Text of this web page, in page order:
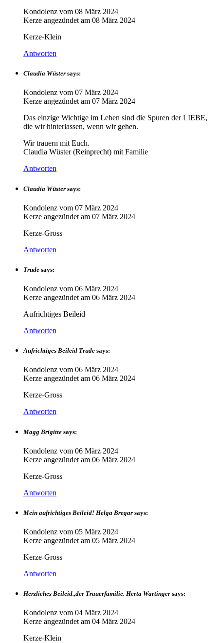
Kondolenz vom 08 März 2024
Kerze angezündet am 08 März 2024
Kerze-Klein
Antworten
Claudia Wüster says:
Kondolenz vom 07 März 2024
Kerze angezündet am 07 März 2024
Das einzige Wichtige im Leben sind die Spuren der LIEBE,
die wir hinterlassen, wenn wir gehen.
Wir trauern mit Euch.
Claudia Wüster (Reinprecht) mit Familie
Antworten
Claudia Wüster says:
Kondolenz vom 07 März 2024
Kerze angezündet am 07 März 2024
Kerze-Gross
Antworten
Trude says:
Kondolenz vom 06 März 2024
Kerze angezündet am 06 März 2024
Aufrichtiges Beileid
Antworten
Aufrichtiges Beileid Trude says:
Kondolenz vom 06 März 2024
Kerze angezündet am 06 März 2024
Kerze-Gross
Antworten
Magg Brigitte says:
Kondolenz vom 06 März 2024
Kerze angezündet am 06 März 2024
Kerze-Gross
Antworten
Mein aufrichtiges Beileid! Helga Bregar says:
Kondolenz vom 05 März 2024
Kerze angezündet am 05 März 2024
Kerze-Gross
Antworten
Herzliches Beileid.,der Trauerfamilie. Herta Wartinger says:
Kondolenz vom 04 März 2024
Kerze angezündet am 04 März 2024
Kerze-Klein